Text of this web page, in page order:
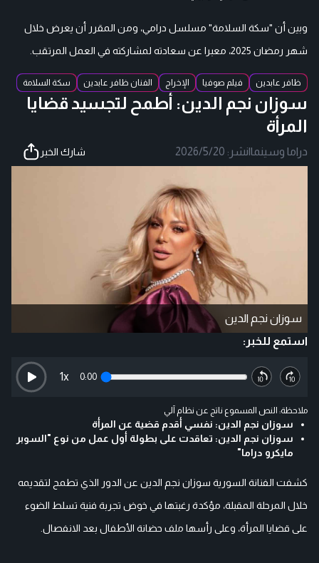
وبين أن "سكة السلامة" مسلسل درامي، ومن المقرر أن يعرض خلال
شهر رمضان 2025، معبرا عن سعادته لمشاركته في العمل المرتقب.
ظافر عابدين فيلم صوفيا الإخراج الفنان ظافر عابدين سكة السلامة
سوزان نجم الدين: أطمح لتجسيد قضايا
المرأة
دراما وسينما|نشر: 2026/5/20 شارك الخبر
سوزان نجم الدين
استمع للخبر:
0:00
1x
ملاحظة: النص المسموع ناتج عن نظام آلي
سوزان نجم الدين: نفسي أقدم قضية عن المرأة
سوزان نجم الدين: تعاقدت على بطولة أول عمل من نوع "السوبر
مايكرو دراما"
كشفت الفنانة السورية سوزان نجم الدين عن الدور الذي تطمح لتقديمه
خلال المرحلة المقبلة، مؤكدة رغبتها في خوض تجربة فنية تسلط الضوء
على قضايا المرأة، وعلى رأسها ملف حضانة الأطفال بعد الانفصال.